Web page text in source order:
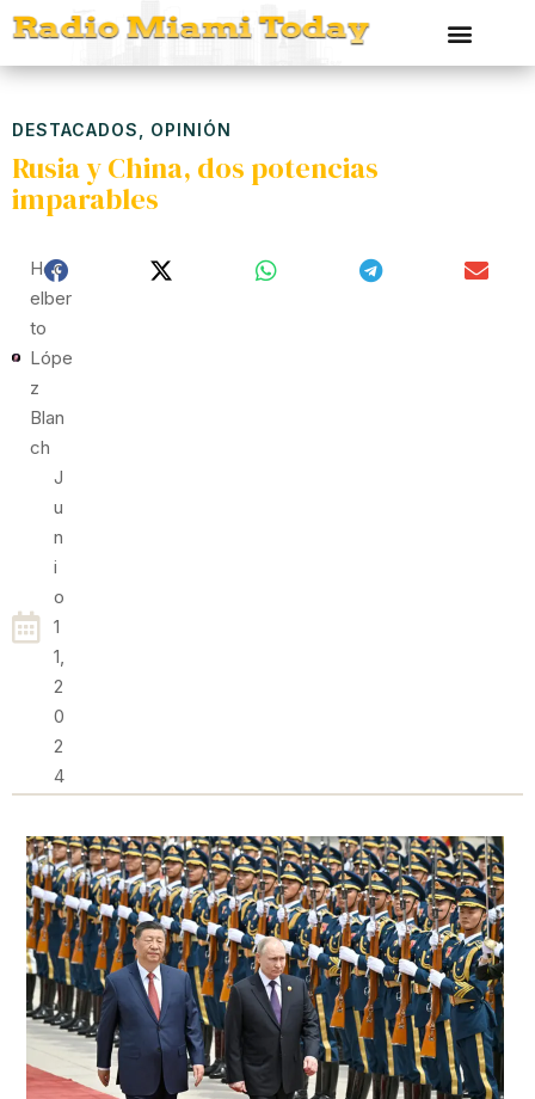
DESTACADOS OPINIÓN
Rusia y China, dos potencias
imparables
Hed
Elber
To
Lópe
Z
Blan
Ch
J
U
N
I
O
1
1,
2
0
2
4